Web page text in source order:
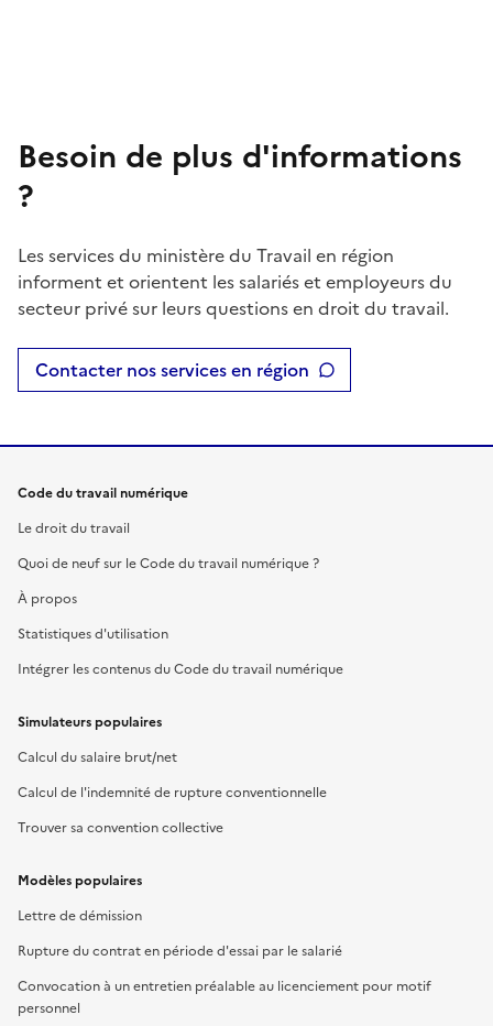
Besoin de plus d'informations
?
Les services du ministère du Travail en région
informent et orientent les salariés et employeurs du
secteur privé sur leurs questions en droit du travail.
Contacter nos services en région
Code du travail numérique
Le droit du travail
Quoi de neuf sur le Code du travail numérique ?
À propos
Statistiques d'utilisation
Intégrer les contenus du Code du travail numérique
Simulateurs populaires
Calcul du salaire brut/net
Calcul de l'indemnité de rupture conventionnelle
Trouver sa convention collective
Modèles populaires
Lettre de démission
Rupture du contrat en période d'essai par le salarié
Convocation à un entretien préalable au licenciement pour motif
personnel